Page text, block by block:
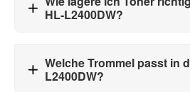
HL-L2400DW?
Welche Trommel passt in
L2400DW?